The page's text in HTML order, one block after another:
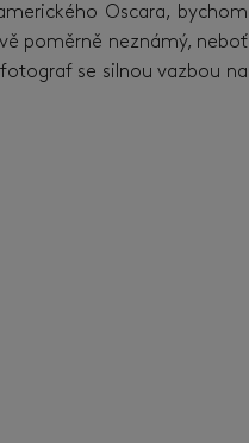
Oscara, bychom
poměrně neznámý, neboť
se silnou vazbou na